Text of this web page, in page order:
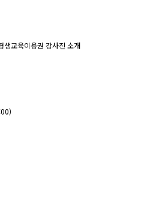
생교육이용권 강사진 소개